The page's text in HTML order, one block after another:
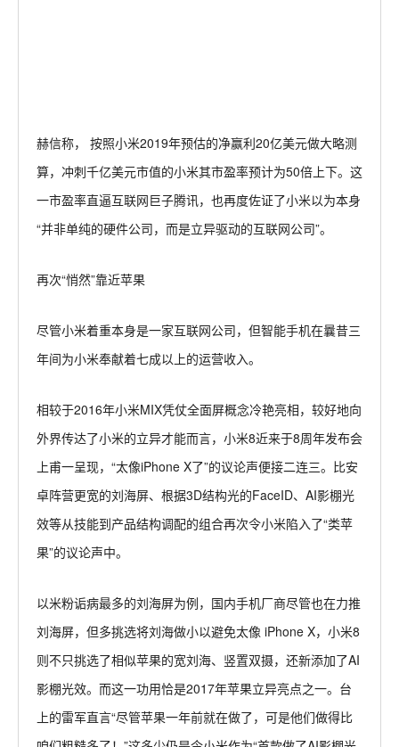
赫信称， 按照小米2019年预估的净赢利20亿美元做大略测
算，冲刺千亿美元市值的小米其市盈率预计为50倍上下。这
一市盈率直逼互联网巨子腾讯，也再度佐证了小米以为本身
“并非单纯的硬件公司，而是立异驱动的互联网公司”。
再次“悄然”靠近苹果
尽管小米着重本身是一家互联网公司，但智能手机在曩昔三
年间为小米奉献着七成以上的运营收入。
相较于2016年小米MIX凭仗全面屏概念冷艳亮相，较好地向
外界传达了小米的立异才能而言，小米8近来于8周年发布会
上甫一呈现，“太像iPhone X了”的议论声便接二连三。比安
卓阵营更宽的刘海屏、根据3D结构光的FaceID、AI影棚光
效等从技能到产品结构调配的组合再次令小米陷入了“类苹
果”的议论声中。
以米粉诟病最多的刘海屏为例，国内手机厂商尽管也在力推
刘海屏，但多挑选将刘海做小以避免太像 iPhone X，小米8
则不只挑选了相似苹果的宽刘海、竖置双摄，还新添加了AI
影棚光效。而这一功用恰是2017年苹果立异亮点之一。台
上的雷军直言“尽管苹果一年前就在做了，可是他们做得比